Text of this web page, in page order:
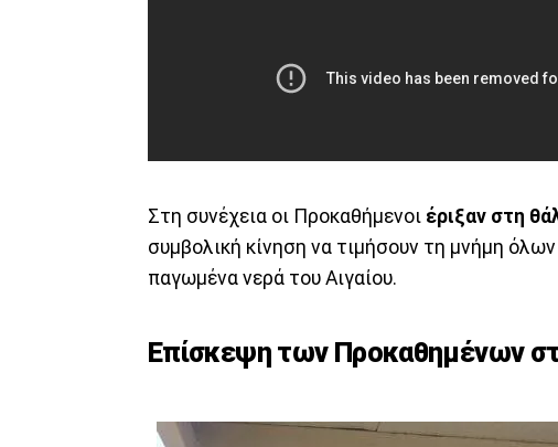
Στη συνέχεια οι Προκαθήμενοι έριξαν στη
συμβολική κίνηση να τιμήσουν τη μνήμη
παγωμένα νερά του Αιγαίου.
Επίσκεψη των Προκαθημένων